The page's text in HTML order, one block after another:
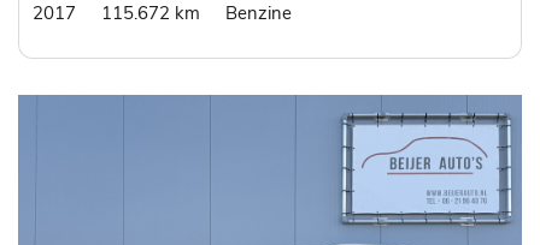
2017 115.672 km Benzine